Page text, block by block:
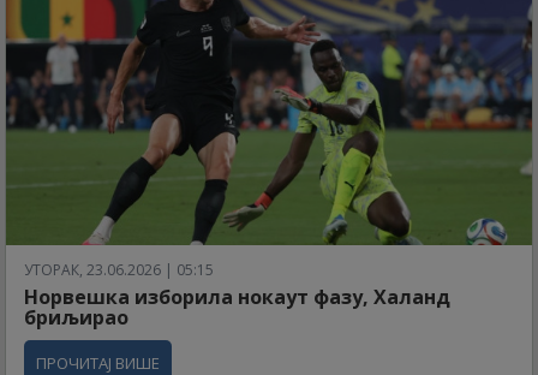
УТОРАК, 23.06.2026 | 05:15
Норвешка изборила нокаут фазу, Халанд
бриљирао
ПРОЧИТАЈ ВИШЕ